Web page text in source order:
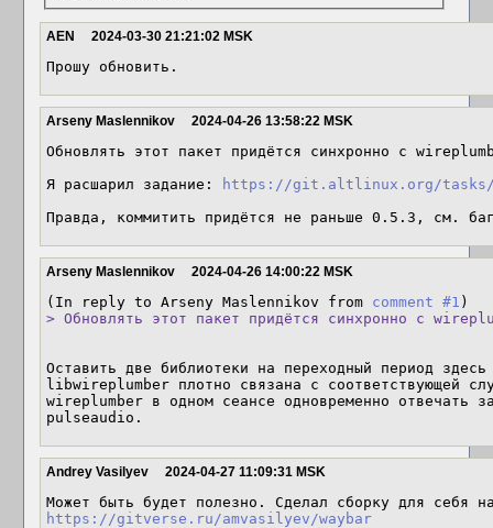
AEN 2024-03-30 21:21:02 MSK
Прошу обновить.
Arseny Maslennikov 2024-04-26 13:58:22 MSK
Обновлять этот пакет придётся синхронно с
Я расшарил задание:
https://git.altlinux.org/tasks/
Правда, коммитить придётся не раньше 0.5.3, см.
Arseny Maslennikov 2024-04-26 14:00:22 MSK
(In reply to Arseny Maslennikov from comment #1
> Обновлять этот пакет придётся синхронно с
Оставить две библиотеки на переходный период
libwireplumber плотно связана с соответствующей
wireplumber в одном сеансе одновременно отвечать
pulseaudio.
Andrey Vasilyev 2024-04-27 11:09:31 MSK
https://gitverse.ru/amvasilyev/waybar